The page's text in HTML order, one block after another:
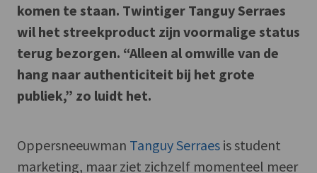
komen te staan. Twintiger Tanguy Serraes
wil het streekproduct zijn voormalige status
terug bezorgen. “Alleen al omwille van de
hang naar authenticiteit bij het grote
publiek,” zo luidt het.
Oppersneeuwman Tanguy Serraes is student
marketing, maar ziet zichzelf momenteel meer